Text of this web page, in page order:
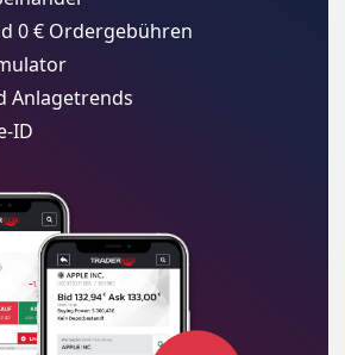
0 € Ordergebühren
Anlagetrends
ID